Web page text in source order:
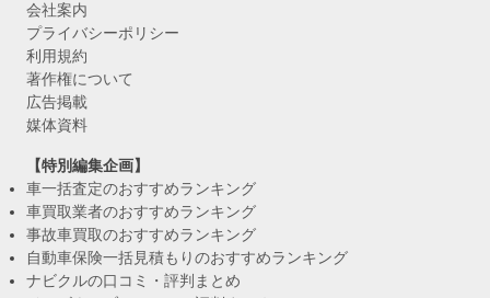
会社案内
プライバシーポリシー
利用規約
著作権について
広告掲載
媒体資料
【特別編集企画】
車一括査定のおすすめランキング
車買取業者のおすすめランキング
事故車買取のおすすめランキング
自動車保険一括見積もりのおすすめランキング
ナビクルの口コミ・評判まとめ